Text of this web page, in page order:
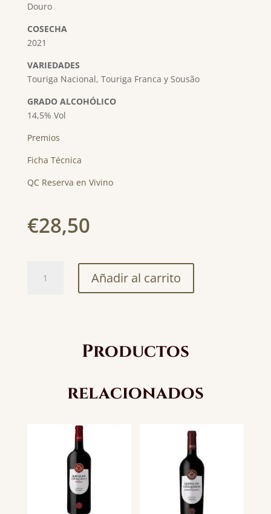
Douro
COSECHA
2021
VARIEDADES
Touriga Nacional, Touriga Franca y Sousão
GRADO ALCOHÓLICO
14,5% Vol
Premios
Ficha Técnica
QC Reserva en Vivino
€28,50
Reserva
Añadir al carrito
Productos
relacionados